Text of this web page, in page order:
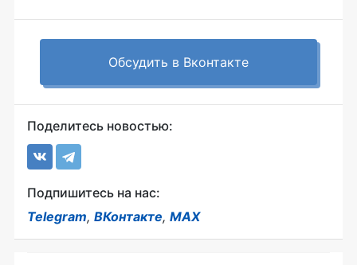
Обсудить в Вконтакте
Поделитесь новостью:
Подпишитесь на нас:
Telegram, ВКонтакте, MAX